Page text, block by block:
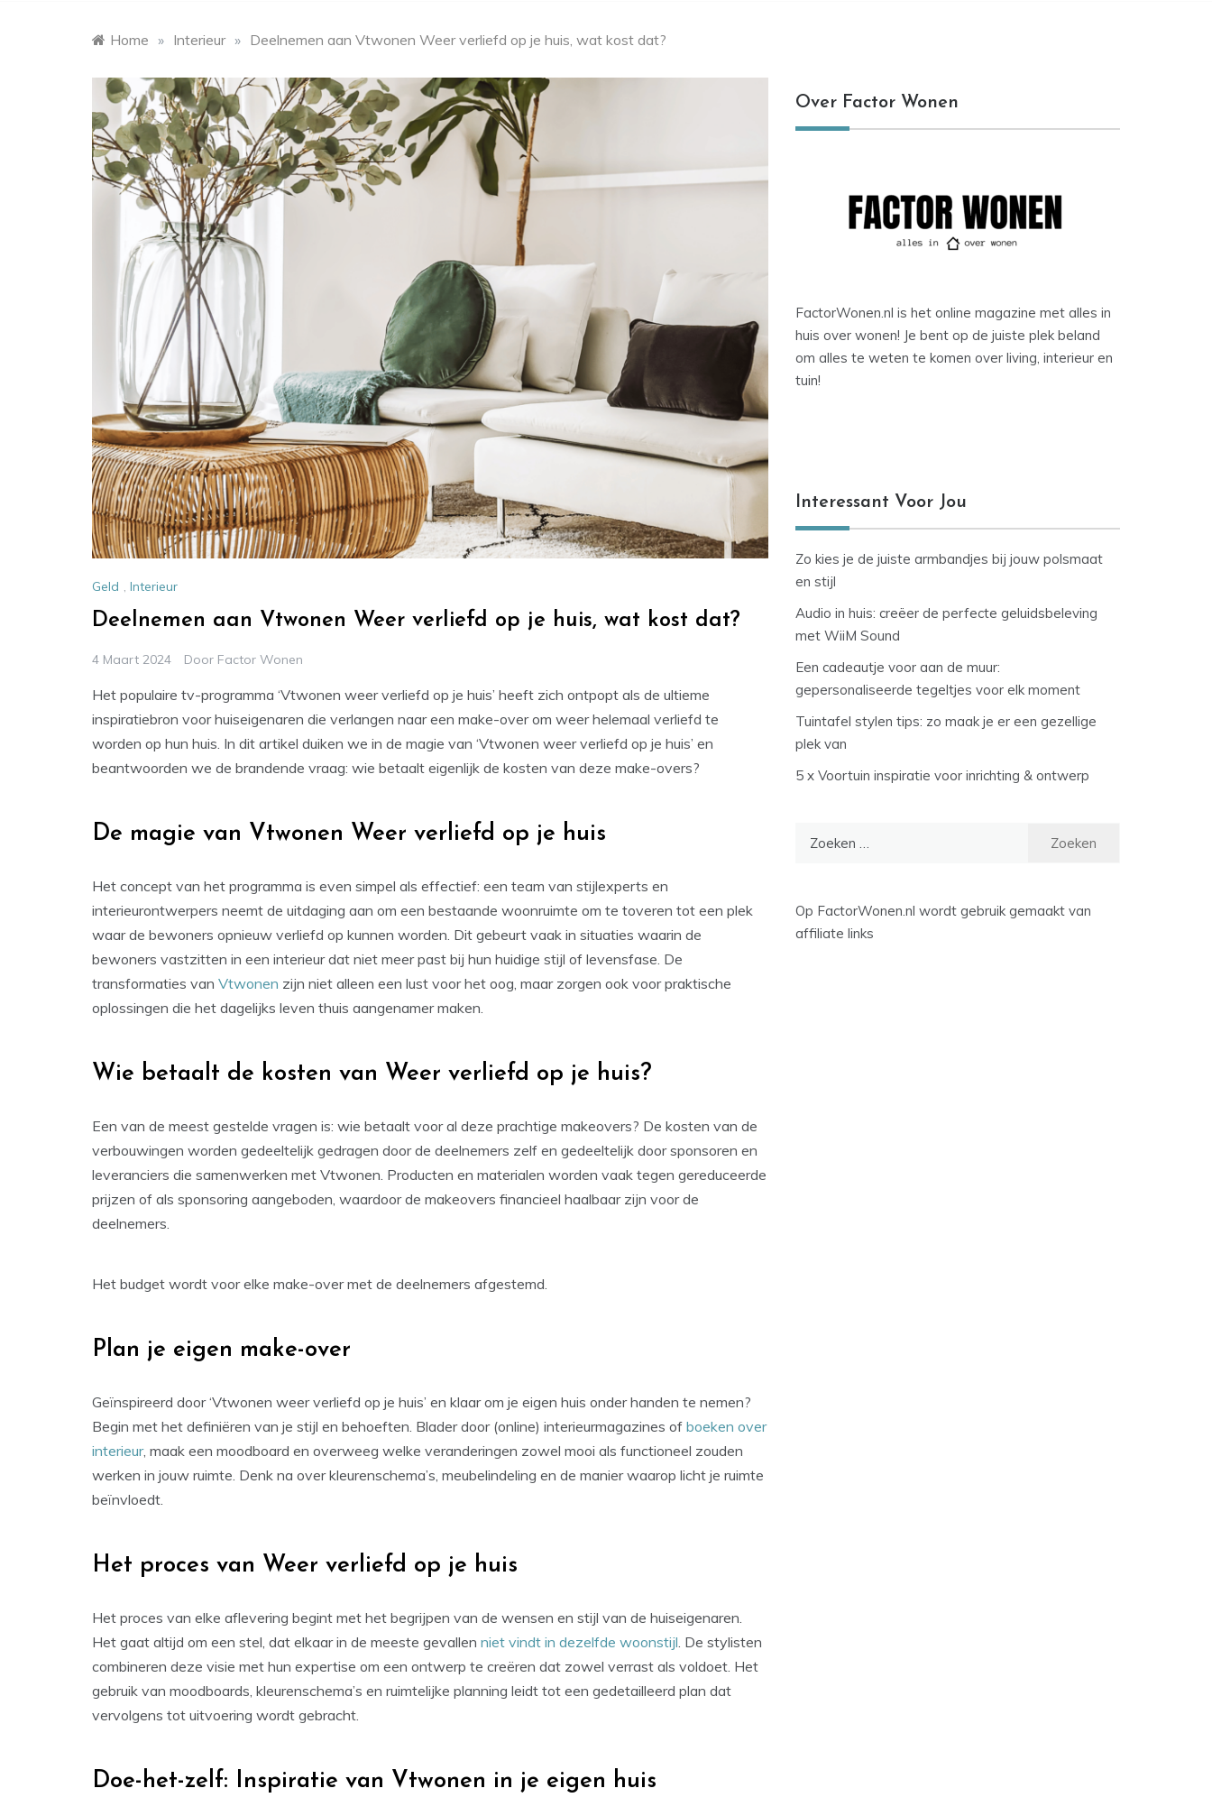
Home » Interieur » Deelnemen aan Vtwonen Weer verliefd op je huis, wat kost dat?
Geld , Interieur
Deelnemen aan Vtwonen Weer verliefd op je huis, wat kost dat?
4 Maart 2024 Door Factor Wonen
Het populaire tv-programma ‘Vtwonen weer verliefd op je huis’ heeft zich ontpopt als de ultieme
inspiratiebron voor huiseigenaren die verlangen naar een make-over om weer helemaal verliefd te
worden op hun huis. In dit artikel duiken we in de magie van ‘Vtwonen weer verliefd op je huis’ en
beantwoorden we de brandende vraag: wie betaalt eigenlijk de kosten van deze make-overs?
De magie van Vtwonen Weer verliefd op je huis
Het concept van het programma is even simpel als effectief: een team van stijlexperts en
interieurontwerpers neemt de uitdaging aan om een bestaande woonruimte om te toveren tot een plek
waar de bewoners opnieuw verliefd op kunnen worden. Dit gebeurt vaak in situaties waarin de
bewoners vastzitten in een interieur dat niet meer past bij hun huidige stijl of levensfase. De
transformaties van Vtwonen zijn niet alleen een lust voor het oog, maar zorgen ook voor praktische
oplossingen die het dagelijks leven thuis aangenamer maken.
Wie betaalt de kosten van Weer verliefd op je huis?
Een van de meest gestelde vragen is: wie betaalt voor al deze prachtige makeovers? De kosten van de
verbouwingen worden gedeeltelijk gedragen door de deelnemers zelf en gedeeltelijk door sponsoren en
leveranciers die samenwerken met Vtwonen. Producten en materialen worden vaak tegen gereduceerde
prijzen of als sponsoring aangeboden, waardoor de makeovers financieel haalbaar zijn voor de
deelnemers.
Het budget wordt voor elke make-over met de deelnemers afgestemd.
Plan je eigen make-over
Geïnspireerd door ‘Vtwonen weer verliefd op je huis’ en klaar om je eigen huis onder handen te nemen?
Begin met het definiëren van je stijl en behoeften. Blader door (online) interieurmagazines of boeken over
interieur, maak een moodboard en overweeg welke veranderingen zowel mooi als functioneel zouden
werken in jouw ruimte. Denk na over kleurenschema’s, meubelindeling en de manier waarop licht je ruimte
beïnvloedt.
Het proces van Weer verliefd op je huis
Het proces van elke aflevering begint met het begrijpen van de wensen en stijl van de huiseigenaren.
Het gaat altijd om een stel, dat elkaar in de meeste gevallen niet vindt in dezelfde woonstijl. De stylisten
combineren deze visie met hun expertise om een ontwerp te creëren dat zowel verrast als voldoet. Het
gebruik van moodboards, kleurenschema’s en ruimtelijke planning leidt tot een gedetailleerd plan dat
vervolgens tot uitvoering wordt gebracht.
Doe-het-zelf: Inspiratie van Vtwonen in je eigen huis
Over Factor Wonen
FactorWonen.nl is het online magazine met alles in
huis over wonen! Je bent op de juiste plek beland
om alles te weten te komen over living, interieur en
tuin!
Interessant Voor Jou
Zo kies je de juiste armbandjes bij jouw polsmaat
en stijl
Audio in huis: creëer de perfecte geluidsbeleving
met WiiM Sound
Een cadeautje voor aan de muur:
gepersonaliseerde tegeltjes voor elk moment
Tuintafel stylen tips: zo maak je er een gezellige
plek van
5 x Voortuin inspiratie voor inrichting & ontwerp
Op FactorWonen.nl wordt gebruik gemaakt van
affiliate links